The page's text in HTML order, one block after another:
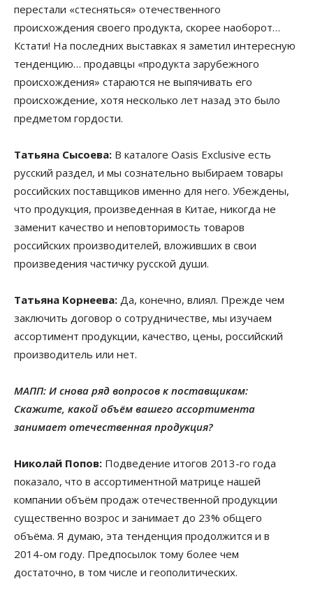
перестали «стесняться» отечественного
происхождения своего продукта, скорее наоборот…
Кстати! На последних выставках я заметил интересную
тенденцию… продавцы «продукта зарубежного
происхождения» стараются не выпячивать его
происхождение, хотя несколько лет назад это было
предметом гордости.
Татьяна Сысоева: В каталоге Oasis Exclusive есть
русский раздел, и мы сознательно выбираем товары
российских поставщиков именно для него. Убеждены,
что продукция, произведенная в Китае, никогда не
заменит качество и неповторимость товаров
российских производителей, вложивших в свои
произведения частичку русской души.
Татьяна Корнеева: Да, конечно, влиял. Прежде чем
заключить договор о сотрудничестве, мы изучаем
ассортимент продукции, качество, цены, российский
производитель или нет.
МАПП: И снова ряд вопросов к поставщикам:
Скажите, какой объём вашего ассортимента
занимает отечественная продукция?
Николай Попов: Подведение итогов 2013-го года
показало, что в ассортиментной матрице нашей
компании объём продаж отечественной продукции
существенно возрос и занимает до 23% общего
объёма. Я думаю, эта тенденция продолжится и в
2014-ом году. Предпосылок тому более чем
достаточно, в том числе и геополитических.